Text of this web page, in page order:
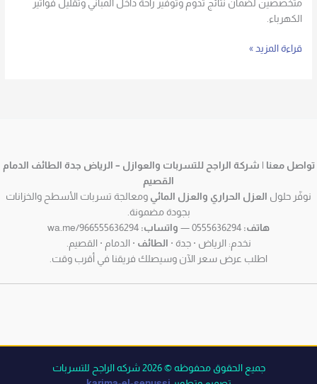
متخصصين لضمان نتائج تدوم وتوفير راحة داخل المباني وتقليل فواتير
الكهرباء.
قراءة المزيد »
تواصل معنا | شركة الراجح للتسربات والعوازل – الرياض جدة الطائف الدمام
القصيم
نوفّر حلول العزل الحراري والعزل المائي ومعالجة تسربات الأسطح والخزانات
بجودة مضمونة.
هاتف:
واتساب:
نخدم: الرياض · جدة · الطائف · الدمام · القصيم.
اطلب عرض سعر الآن وسيصلك فريقنا في أقرب وقت.
جميع الحقوق محفوظه © 2026 شركه الراجح للتسربات